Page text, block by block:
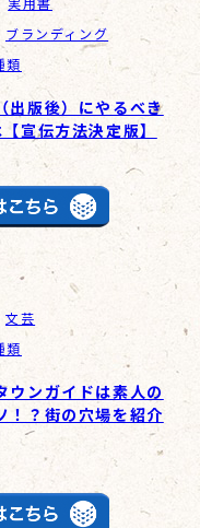
ブランディング
類
出版後）にやるべき
宣伝方法決定版】
文芸
類
ウンガイドは素人の
！？街の穴場を紹介